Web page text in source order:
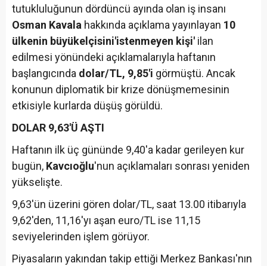
tutukluluğunun dördüncü ayında olan iş insanı
Osman Kavala hakkında açıklama yayınlayan 10
ülkenin büyükelçisini'istenmeyen kişi' ilan
edilmesi yönündeki açıklamalarıyla haftanın
başlangıcında dolar/TL, 9,85'i görmüştü. Ancak
konunun diplomatik bir krize dönüşmemesinin
etkisiyle kurlarda düşüş görüldü.
DOLAR 9,63'Ü AŞTI
Haftanın ilk üç gününde 9,40'a kadar gerileyen kur
bugün, Kavcıoğlu'nun açıklamaları sonrası yeniden
yükselişte.
9,63'ün üzerini gören dolar/TL, saat 13.00 itibarıyla
9,62'den, 11,16'yı aşan euro/TL ise 11,15
seviyelerinden işlem görüyor.
Piyasaların yakından takip ettiği Merkez Bankası'nın